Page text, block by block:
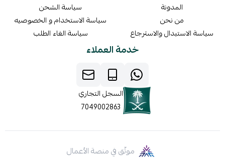
المدونة
من نحن
سياسة الاستبدال والاسترجاع
سياسة الشحن
سياسة الاستخدام و الخصوصيه
سياسة الغاء الطلب
خدمة العملاء
السجل التجاري
7049002863
موثّق في منصة الأعمال